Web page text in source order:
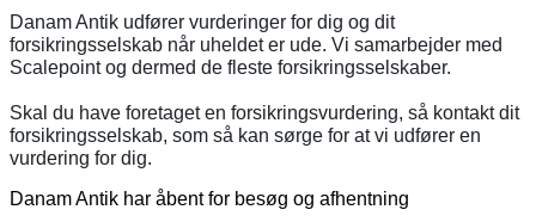
Danam Antik udfører vurderinger for dig og dit
forsikringsselskab når uheldet er ude. Vi samarbejder med
Scalepoint og dermed de fleste forsikringsselskaber.
Skal du have foretaget en forsikringsvurdering, så kontakt dit
forsikringsselskab, som så kan sørge for at vi udfører en
vurdering for dig.
Danam Antik har åbent for besøg og afhentning